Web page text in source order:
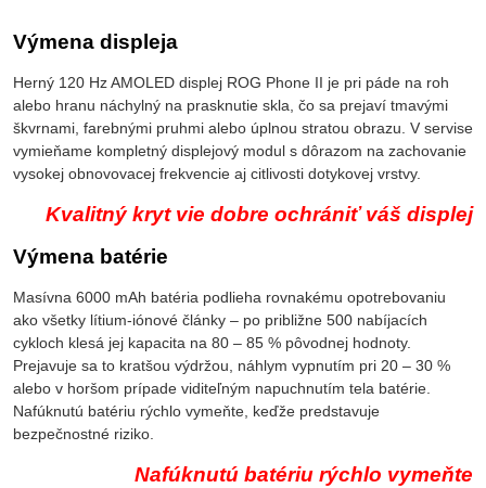
Výmena displeja
Herný 120 Hz AMOLED displej ROG Phone II je pri páde na roh
alebo hranu náchylný na prasknutie skla, čo sa prejaví tmavými
škvrnami, farebnými pruhmi alebo úplnou stratou obrazu. V servise
vymieňame kompletný displejový modul s dôrazom na zachovanie
vysokej obnovovacej frekvencie aj citlivosti dotykovej vrstvy.
Kvalitný kryt vie dobre ochrániť váš displej
Výmena batérie
Masívna 6000 mAh batéria podlieha rovnakému opotrebovaniu
ako všetky lítium-iónové články – po približne 500 nabíjacích
cykloch klesá jej kapacita na 80 – 85 % pôvodnej hodnoty.
Prejavuje sa to kratšou výdržou, náhlym vypnutím pri 20 – 30 %
alebo v horšom prípade viditeľným napuchnutím tela batérie.
Nafúknutú batériu rýchlo vymeňte, keďže predstavuje
bezpečnostné riziko.
Nafúknutú batériu rýchlo vymeňte